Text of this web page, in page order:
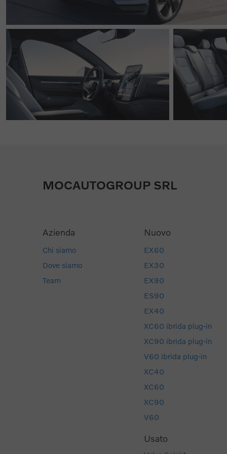
MOCAUTOGROUP SRL
Azienda
Chi siamo
Dove siamo
Team
Nuovo
EX60
EX30
EX90
ES90
EX40
XC60 ibrida plug-in
XC90 ibrida plug-in
V60 ibrida plug-in
XC40
XC60
XC90
V60
Usato